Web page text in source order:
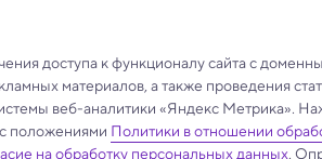
доступа к функционалу сайта с
материалов, а также проведения
веб-аналитики «Яндекс Метрика».
положениями Политики в отношении
на обработку персональных данных.